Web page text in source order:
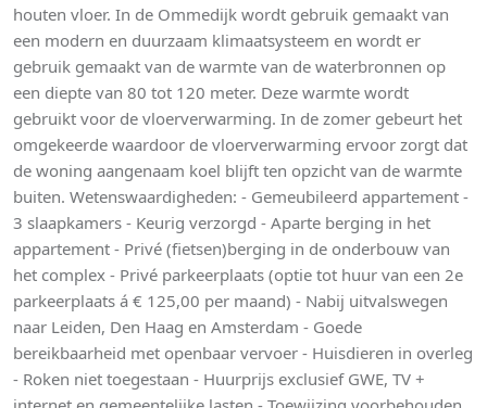
houten vloer. In de Ommedijk wordt gebruik gemaakt van
een modern en duurzaam klimaatsysteem en wordt er
gebruik gemaakt van de warmte van de waterbronnen op
een diepte van 80 tot 120 meter. Deze warmte wordt
gebruikt voor de vloerverwarming. In de zomer gebeurt het
omgekeerde waardoor de vloerverwarming ervoor zorgt dat
de woning aangenaam koel blijft ten opzicht van de warmte
buiten. Wetenswaardigheden: - Gemeubileerd appartement -
3 slaapkamers - Keurig verzorgd - Aparte berging in het
appartement - Privé (fietsen)berging in de onderbouw van
het complex - Privé parkeerplaats (optie tot huur van een 2e
parkeerplaats á € 125,00 per maand) - Nabij uitvalswegen
naar Leiden, Den Haag en Amsterdam - Goede
bereikbaarheid met openbaar vervoer - Huisdieren in overleg
- Roken niet toegestaan - Huurprijs exclusief GWE, TV +